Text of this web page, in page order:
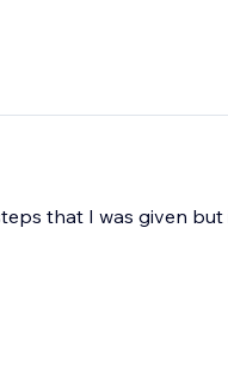
that I was given